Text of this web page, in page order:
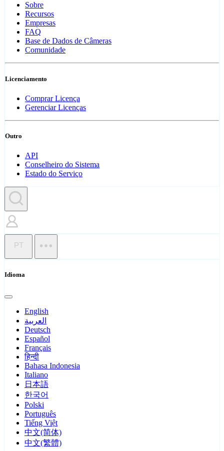
Sobre
Recursos
Empresas
FAQ
Base de Dados de Câmeras
Comunidade
Licenciamento
Comprar Licença
Gerenciar Licenças
Outro
API
Conselheiro do Sistema
Estado do Serviço
PT
Idioma
English
العربية
Deutsch
Español
Français
हिन्दी
Bahasa Indonesia
Italiano
日本語
한국어
Polski
Português
Tiếng Việt
中文(简体)
中文(繁體)